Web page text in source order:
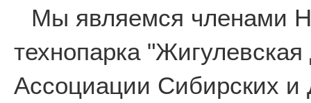
Мы являемся членами
технопарка
Ассоциации Сибирских и